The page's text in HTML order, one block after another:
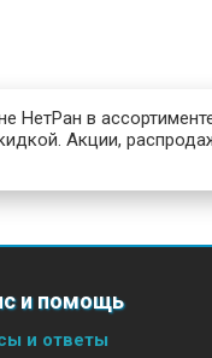
НетРан в
Акции,
и помощь
и ответы